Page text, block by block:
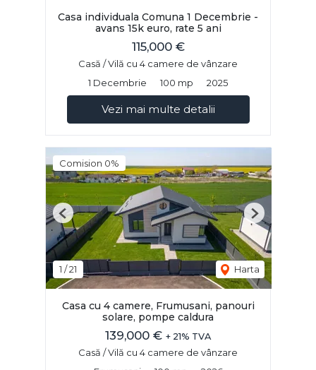
Casa individuala Comuna 1 Decembrie -
avans 15k euro, rate 5 ani
115,000 €
Casă / Vilă cu 4 camere de vânzare
1 Decembrie
100 mp 2025
Vezi mai multe detalii
Comision 0%
1 /21 Harta
Previous Next
Casa cu 4 camere, Frumusani, panouri
solare, pompe caldura
139,000 € + 21% TVA
Casă / Vilă cu 4 camere de vânzare